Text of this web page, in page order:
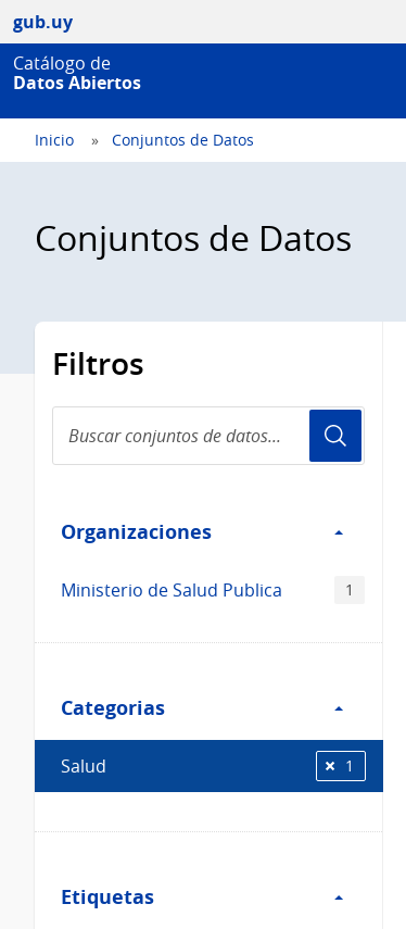
gub.uy
Catálogo de
Datos Abiertos
Inicio Conjuntos de Datos
Conjuntos de Datos
Filtros
conjuntos
de
Organizaciones
Organizaciones
Ministerio de Salud Publica 1
Categorias
Categorias
Salud 1
Etiquetas
Etiquetas